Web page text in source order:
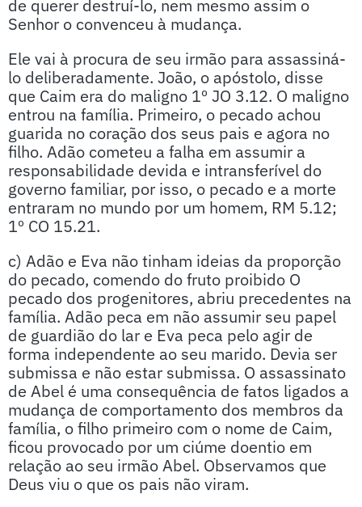
de querer destruí-lo, nem mesmo assim o
Senhor o convenceu à mudança.
Ele vai à procura de seu irmão para assassiná-
lo deliberadamente. João, o apóstolo, disse
que Caim era do maligno 1º JO 3.12. O maligno
entrou na família. Primeiro, o pecado achou
guarida no coração dos seus pais e agora no
filho. Adão cometeu a falha em assumir a
responsabilidade devida e intransferível do
governo familiar, por isso, o pecado e a morte
entraram no mundo por um homem, RM 5.12;
1º CO 15.21.
c) Adão e Eva não tinham ideias da proporção
do pecado, comendo do fruto proibido O
pecado dos progenitores, abriu precedentes na
família. Adão peca em não assumir seu papel
de guardião do lar e Eva peca pelo agir de
forma independente ao seu marido. Devia ser
submissa e não estar submissa. O assassinato
de Abel é uma consequência de fatos ligados a
mudança de comportamento dos membros da
família, o filho primeiro com o nome de Caim,
ficou provocado por um ciúme doentio em
relação ao seu irmão Abel. Observamos que
Deus viu o que os pais não viram.